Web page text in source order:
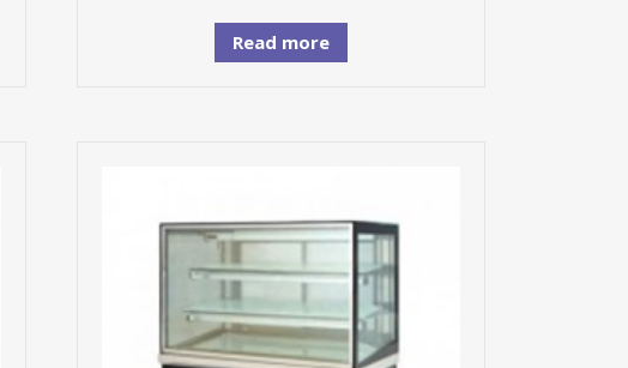
Read more